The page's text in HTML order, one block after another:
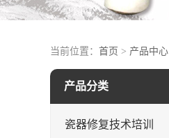
当前位置： 首页 > 产品中心
产品分类
瓷器修复技术培训